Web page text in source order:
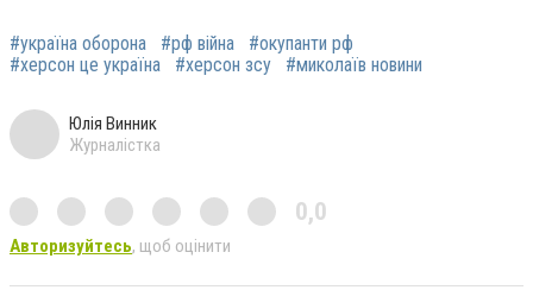
#україна оборона #рф війна
#окупанти рф
#херсон це україна
#херсон зсу #миколаїв новини
Юлія Винник
Журналістка
0,0
Авторизуйтесь, щоб оцінити